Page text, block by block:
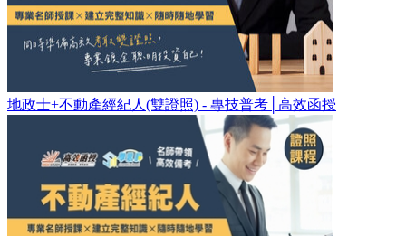
地政士+不動產經紀人(雙證照) - 專技普考│高效函授